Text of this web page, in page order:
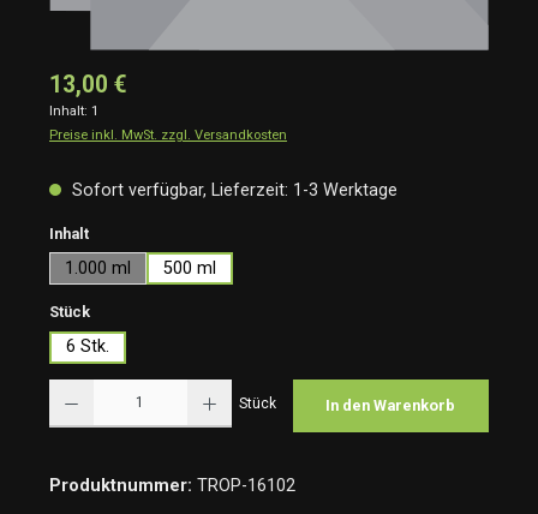
13,00 €
Inhalt: 1
Preise inkl. MwSt. zzgl. Versandkosten
Sofort verfügbar, Lieferzeit: 1-3 Werktage
Inhaltauswählen
1.000 ml 500 ml
Stückauswählen
6 Stk.
Stück In den Warenkorb
Produktnummer: TROP-16102